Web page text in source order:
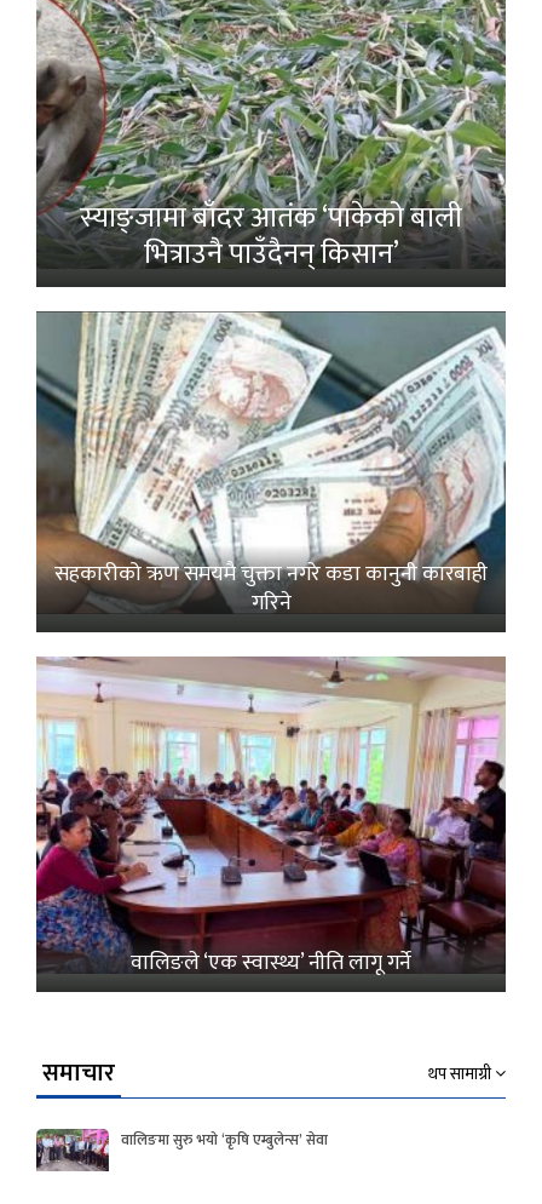
स्याङ्जामा बाँदर आतंक ‘पाकेको बाली
भित्राउनै पाउँदैनन् किसान’
सहकारीको ऋण समयमै चुक्ता नगरे कडा कानुनी कारबाही
गरिने
वालिङले ‘एक स्वास्थ्य’ नीति लागू गर्ने
समाचार थप सामाग्री
वालिङमा सुरु भयो ‘कृषि एम्बुलेन्स’ सेवा